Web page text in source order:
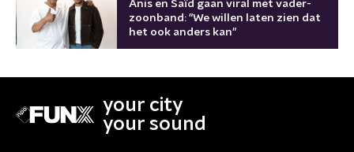
Anis en Saïd gaan viral met vader-
zoonband: "We willen laten zien dat
het ook anders kan"
your city
your sound